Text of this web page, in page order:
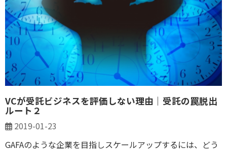
VCが受託ビジネスを評価しない理由｜受託の罠脱出
ルート２
2019-01-23
GAFAのような企業を目指しスケールアップするには、どう